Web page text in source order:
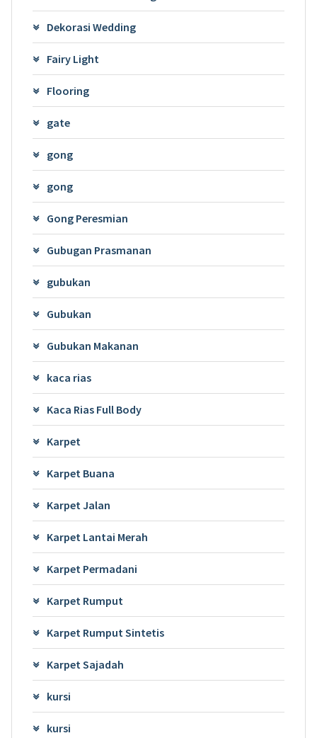
Dekorasi Wedding
Fairy Light
Flooring
gate
gong
gong
Gong Peresmian
Gubugan Prasmanan
gubukan
Gubukan
Gubukan Makanan
kaca rias
Kaca Rias Full Body
Karpet
Karpet Buana
Karpet Jalan
Karpet Lantai Merah
Karpet Permadani
Karpet Rumput
Karpet Rumput Sintetis
Karpet Sajadah
kursi
kursi